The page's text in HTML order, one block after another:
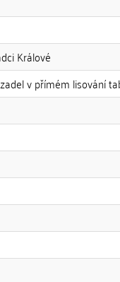
Králové
v přímém lisování